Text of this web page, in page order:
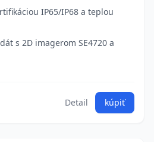
IP65/IP68 a teplou
s 2D imagerom SE4720 a
Detail kúpiť